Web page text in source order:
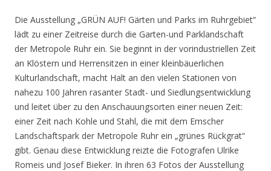
Die Ausstellung „GRÜN AUF! Gärten und Parks im Ruhrgebiet“
lädt zu einer Zeitreise durch die Garten-und Parklandschaft
der Metropole Ruhr ein. Sie beginnt in der vorindustriellen Zeit
an Klöstern und Herrensitzen in einer kleinbäuerlichen
Kulturlandschaft, macht Halt an den vielen Stationen von
nahezu 100 Jahren rasanter Stadt- und Siedlungsentwicklung
und leitet über zu den Anschauungsorten einer neuen Zeit:
einer Zeit nach Kohle und Stahl, die mit dem Emscher
Landschaftspark der Metropole Ruhr ein „grünes Rückgrat“
gibt. Genau diese Entwicklung reizte die Fotografen Ulrike
Romeis und Josef Bieker. In ihren 63 Fotos der Ausstellung